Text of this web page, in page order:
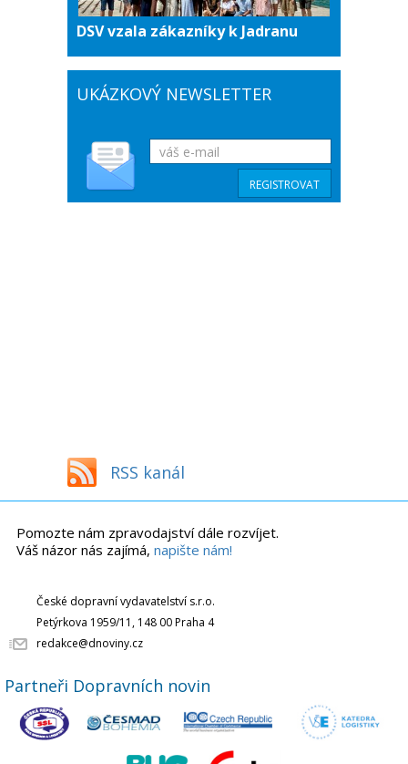
DSV vzala zákazníky k Jadranu
UKÁZKOVÝ NEWSLETTER
RSS kanál
Pomozte nám zpravodajství dále rozvíjet.
Váš názor nás zajímá, napište nám!
České dopravní vydavatelství s.r.o.
Petýrkova 1959/11, 148 00 Praha 4
redakce@dnoviny.cz
Partneři Dopravních novin